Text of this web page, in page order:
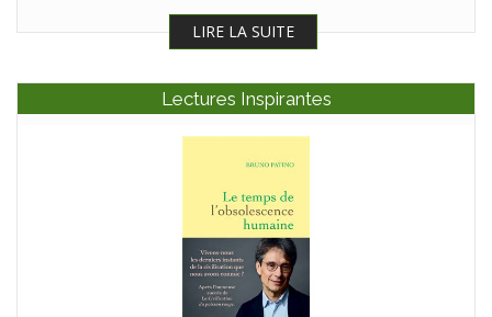
LIRE LA SUITE
Lectures Inspirantes